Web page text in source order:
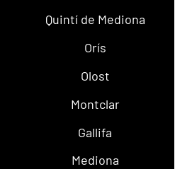
Quintí de Mediona
Orís
Olost
Montclar
Gallifa
Mediona